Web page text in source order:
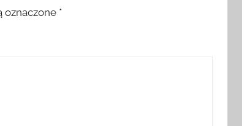
oznaczone *